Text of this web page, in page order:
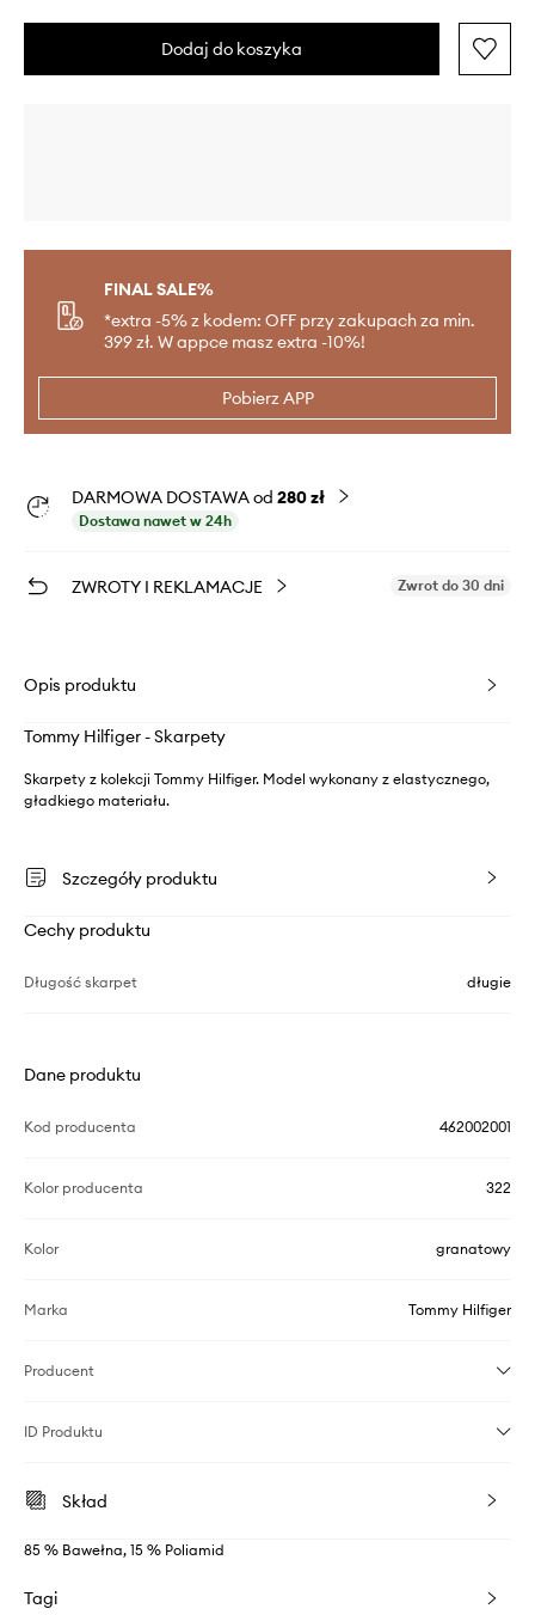
Dodaj do koszyka
FINAL SALE%
*extra -5% z kodem: OFF przy zakupach za min.
399 zł. W appce masz extra -10%!
Pobierz APP
DARMOWA DOSTAWA od 280 zł
Dostawa nawet w 24h
ZWROTY I REKLAMACJE Zwrot do 30 dni
Opis produktu
Tommy Hilfiger - Skarpety
Skarpety z kolekcji Tommy Hilfiger. Model wykonany z elastycznego,
gładkiego materiału.
Szczegóły produktu
Cechy produktu
Długość skarpet długie
Dane produktu
Kod producenta 462002001
Kolor producenta 322
Kolor granatowy
Marka Tommy Hilfiger
Producent
ID Produktu
Skład
85 % Bawełna, 15 % Poliamid
Tagi